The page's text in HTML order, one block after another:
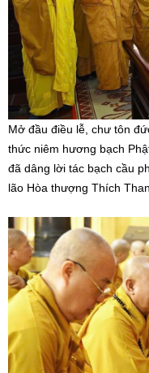
Mở đầu điều lễ, chư tôn
thức niêm hương bạch
đã dâng lời tác bạch cầu
lão Hòa thượng Thích